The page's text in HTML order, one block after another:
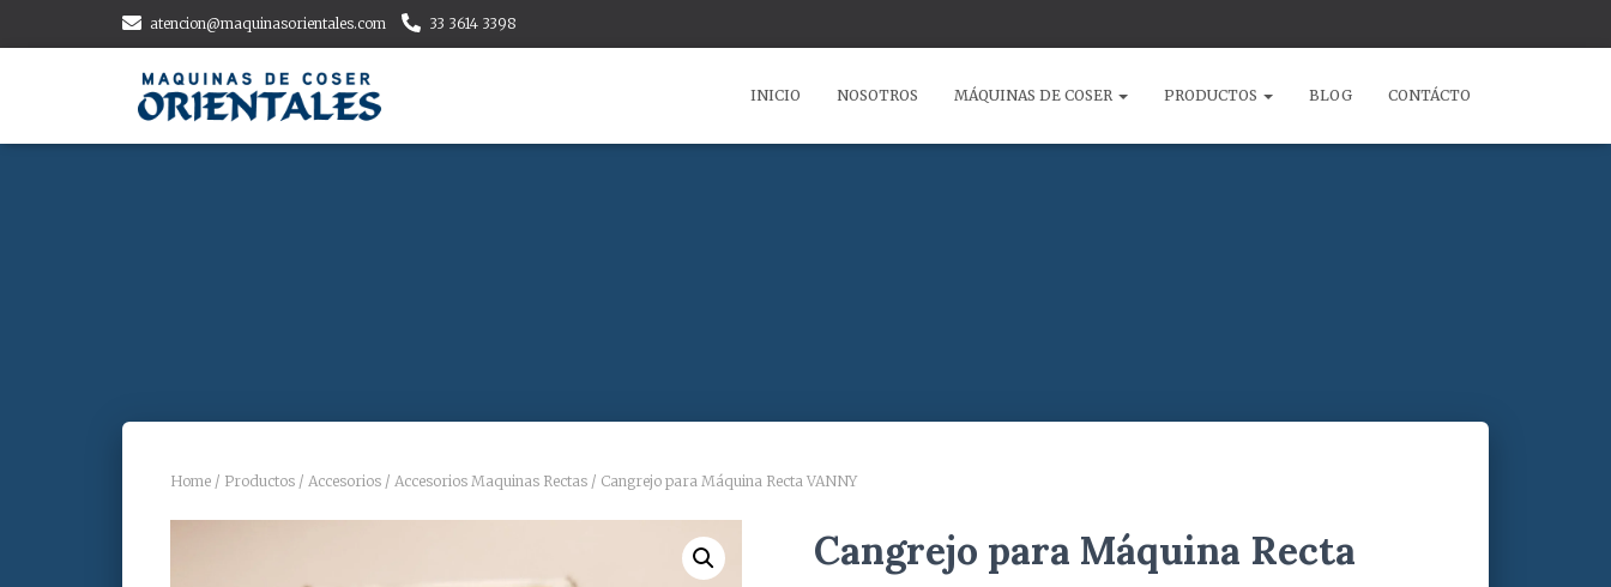
atencion@maquinasorientales.com 33 3614 3398
INICIO NOSOTROS MÁQUINAS DE COSER PRODUCTOS BLOG CONTÁCTO
Home / Productos / Accesorios / Accesorios Maquinas Rectas / Cangrejo para Máquina Recta VANNY
Cangrejo para Máquina Recta